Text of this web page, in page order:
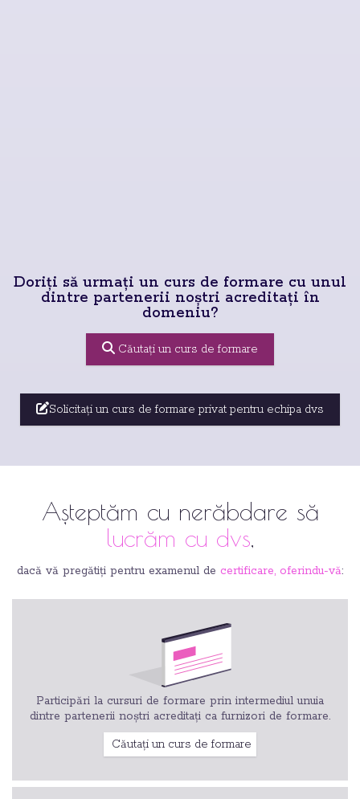
Doriți să urmați un curs de formare cu unul
dintre partenerii noștri acreditați în
domeniu?
Căutați un curs de formare
Solicitați un curs de formare privat pentru echipa dvs
Așteptăm cu nerăbdare să
lucrăm cu dvs,
dacă vă pregătiți pentru examenul de certificare, oferindu-vă:
Participări la cursuri de formare prin intermediul unuia
dintre partenerii noștri acreditați ca furnizori de formare.
Căutați un curs de formare